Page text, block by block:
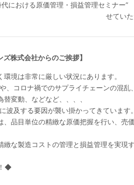
おける原価管理・損益管理セミナー
せていた
ズ株式会社からのご挨拶】
境は非常に厳しい状況にあります。
、コロナ禍でのサプライチェーンの混
変動、などなど、、、、
波及する要因が襲い掛かってきています。
品目単位の精緻な原価把握を行い、売
な製造コストの管理と損益管理を実現
◆